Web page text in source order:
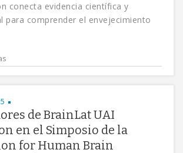
conecta evidencia científica y
para comprender el envejecimiento
de BrainLat UAI
en el Simposio de la
for Human Brain